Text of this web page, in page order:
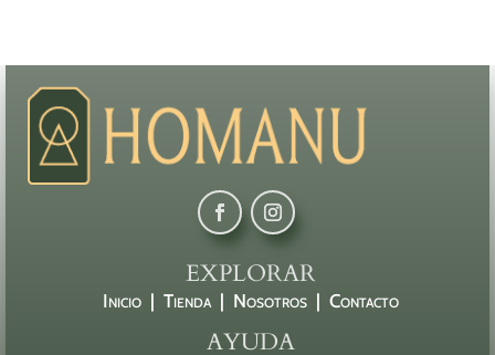
EXPLORAR
Inicio | Tienda | Nosotros | Contacto
AYUDA